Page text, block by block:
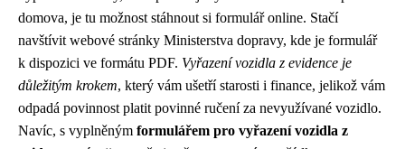
domova, je tu možnost stáhnout si formulář online. Stačí
navštívit webové stránky Ministerstva dopravy, kde je formulář
k dispozici ve formátu PDF. Vyřazení vozidla z evidence je
důležitým krokem, který vám ušetří starosti i finance, jelikož vám
odpadá povinnost platit povinné ručení za nevyužívané vozidlo.
Navíc, s vyplněným formulářem pro vyřazení vozidla z